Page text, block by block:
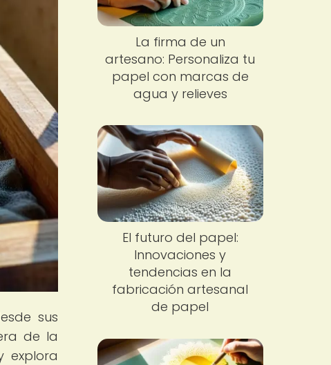
sus
de la
explora
La firma de un
artesano: Personaliza tu
papel con marcas de
agua y relieves
El futuro del papel:
Innovaciones y
tendencias en la
fabricación artesanal
de papel